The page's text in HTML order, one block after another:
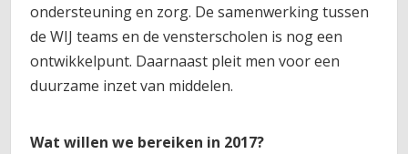
ondersteuning en zorg. De samenwerking tussen
de WIJ teams en de vensterscholen is nog een
ontwikkelpunt. Daarnaast pleit men voor een
duurzame inzet van middelen.
Wat willen we bereiken in 2017?